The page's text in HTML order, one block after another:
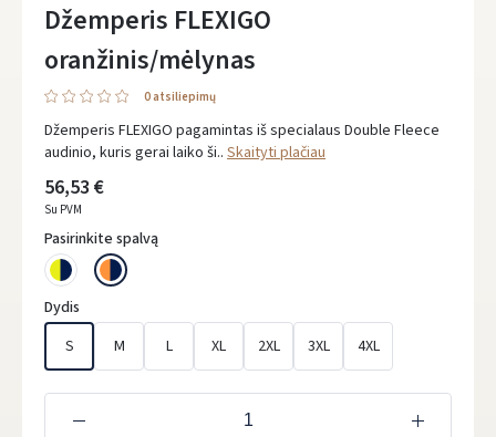
Džemperis FLEXIGO
oranžinis/mėlynas
0 atsiliepimų
Džemperis FLEXIGO pagamintas iš specialaus Double Fleece
audinio, kuris gerai laiko ši.. Skaityti plačiau
56,53 €
Su PVM
Pasirinkite spalvą
Dydis
S
M L XL 2XL 3XL 4XL